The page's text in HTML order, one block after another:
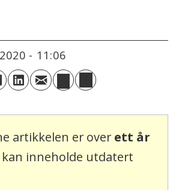
- 11:06
artikkelen er over ett år
kan inneholde utdatert